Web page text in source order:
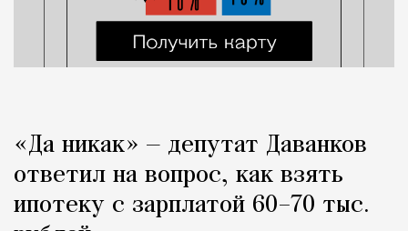
«Да никак» — депутат Даванков
ответил на вопрос, как взять
ипотеку с зарплатой 60–70 тыс.